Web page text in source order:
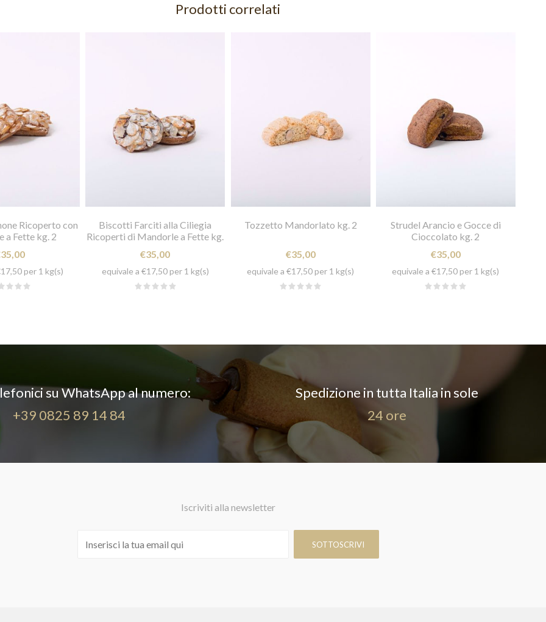
Prodotti correlati
Ricoperto con
a Fette kg. 2
per 1 kg(s)
Biscotti Farciti alla Ciliegia
Ricoperti di Mandorle a Fette kg.
€35,00
equivale a €17,50 per 1 kg(s)
Tozzetto Mandorlato kg. 2
€35,00
equivale a €17,50 per 1 kg(s)
Strudel Arancio e Gocce di
Cioccolato kg. 2
€35,00
equivale a €17,50 per 1 kg(s)
su WhatsApp al numero:
+39 0825 89 14 84
Spedizione in tutta Italia in sole
24 ore
Iscriviti alla newsletter